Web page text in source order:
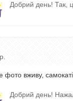
Добрий день! Так,
вживу,
Добрий день!